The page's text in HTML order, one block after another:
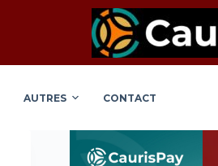
AUTRES CONTACT